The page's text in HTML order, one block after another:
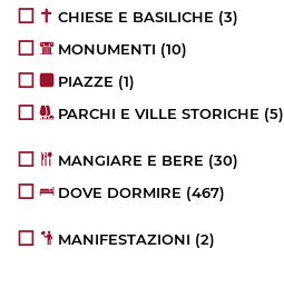
CHIESE E BASILICHE (3)
MONUMENTI (10)
PIAZZE (1)
PARCHI E VILLE STORICHE (5)
MANGIARE E BERE (30)
DOVE DORMIRE (467)
MANIFESTAZIONI (2)